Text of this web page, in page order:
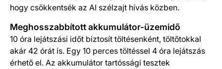
hogy csökkentsék az AI szélzajt hívás közben.
Meghosszabbított akkumulátor-üzemidő
10 óra lejátszási időt biztosít töltésenként, töltőtokkal
akár 42 órát is. Egy 10 perces töltéssel 4 óra lejátszás
érhető el. Az akkumulátor tartóssági tesztek